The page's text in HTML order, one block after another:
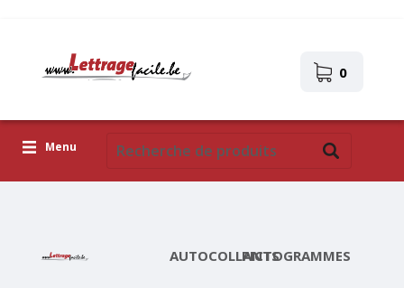
0
Menu
AUTOCOLLANTSPICTOGRAMMES